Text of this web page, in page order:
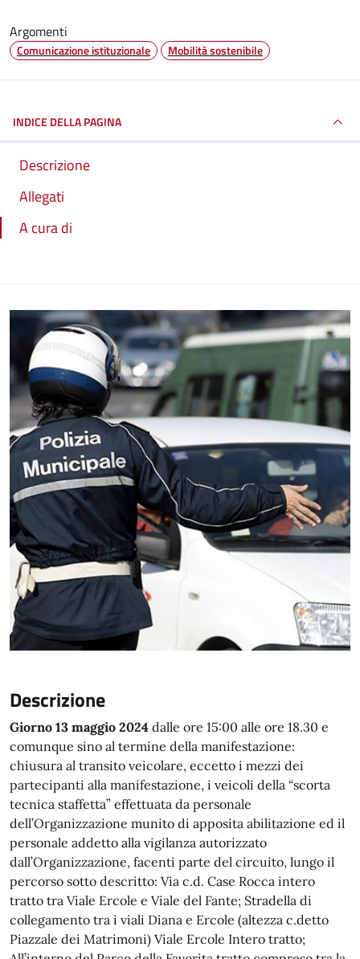
Argomenti
Comunicazione istituzionale Mobilità sostenibile
INDICE DELLA PAGINA
Descrizione
Allegati
A cura di
Descrizione
Giorno 13 maggio 2024 dalle ore 15:00 alle ore 18.30 e
comunque sino al termine della manifestazione:
chiusura al transito veicolare, eccetto i mezzi dei
partecipanti alla manifestazione, i veicoli della “scorta
tecnica staffetta” effettuata da personale
dell’Organizzazione munito di apposita abilitazione ed il
personale addetto alla vigilanza autorizzato
dall’Organizzazione, facenti parte del circuito, lungo il
percorso sotto descritto: Via c.d. Case Rocca intero
tratto tra Viale Ercole e Viale del Fante; Stradella di
collegamento tra i viali Diana e Ercole (altezza c.detto
Piazzale dei Matrimoni) Viale Ercole Intero tratto;